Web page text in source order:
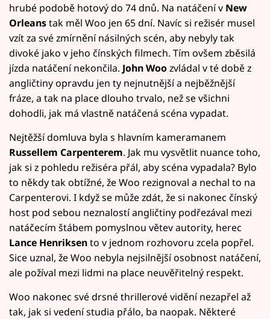
hrubé podobě hotový do 74 dnů. Na natáčení v New
Orleanstak měl Woo jen 65 dní. Navíc si režisér musel
vzít za své zmírnění násilných scén, aby nebyly tak
divoké jako v jeho čínských filmech. Tím ovšem zběsilá
jízda natáčení nekončila. John Woozvládal v té době z
angličtiny opravdu jen ty nejnutnější a nejběžnější
fráze, a tak na place dlouho trvalo, než se všichni
dohodli, jak má vlastně natáčená scéna vypadat.
Nejtěžší domluva byla s hlavním kameramanem
Russellem Carpenterem. Jak mu vysvětlit nuance toho,
jak si z pohledu režiséra přál, aby scéna vypadala? Bylo
to někdy tak obtížné, že Woo rezignoval a nechal to na
Carpenterovi. I když se může zdát, že si nakonec čínský
host pod sebou neznalostí angličtiny podřezával mezi
natáčecím štábem pomyslnou větev autority, herec
Lance Henriksento v jednom rozhovoru zcela popřel.
Sice uznal, že Woo nebyla nejsilnější osobnost natáčení,
ale požíval mezi lidmi na place neuvěřitelný respekt.
Woo nakonec své drsné thrillerové vidění nezapřel až
tak, jak si vedení studia přálo, ba naopak. Některé